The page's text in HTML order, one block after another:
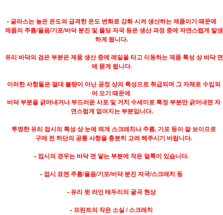
- 글라스는 높은 온도의 급격한 온도 변화로 강화 시켜 생산하는 제품이기 때문에
제품의 주름/울음/기포/바닥 분진 및 몰딩 자국 등은 생산 과정 중에 자연스럽게 발생
하게 됩니다.
유리 바닥의 검은 부분은 제품 생산 중에 레일을 타고 이동하는 제품 특성 상 바닥 면
에 묻게 됩니다.
이러한 사항들은 절대 불량이 아닌 공정 상의 특성으로 취급되며 그 자체로 수입되
어 오기 때문에
바닥 부분을 긁어내거나 부드러운 사포 및 거치 수세미로 특정 부분만 긁어내면 자
연스럽게 없어지는 부분입니다.
투명한 유리 접시의 특성 상 눈에 띄게 스크래치나 주름, 기포 등이 잘 보이므로
구매 전 하단의 공통 사항을 충분히 고려 해주시기 바랍니다.
- 접시의 경우는 바닥 면 닿는 부분에 작은 얼룩이 있습니다.
- 접시 표면 주름/울음/기포/바닥 분진 자국/스크래치 등
- 유리 윗 라인 테두리의 굴곡 현상
- 프린트의 작은 소실 / 스크래치